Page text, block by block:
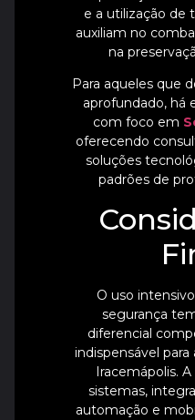
e a utilização de
auxiliam no
na
Para aqueles que
aprofundado, há
com foco em
oferecendo
soluções
padrões de
O uso
segurança
diferencial
indispensável
Iracemápolis.
sistemas,
automação e